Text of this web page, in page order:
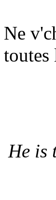
Ne
toutes
He is